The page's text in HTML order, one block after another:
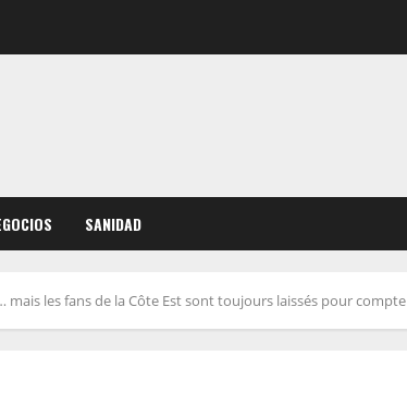
SANIDAD
les fans de la Côte Est sont toujours laissés pour compte